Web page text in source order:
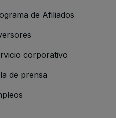
de Afiliados
corporativo
de prensa